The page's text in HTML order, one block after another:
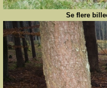
Se flere